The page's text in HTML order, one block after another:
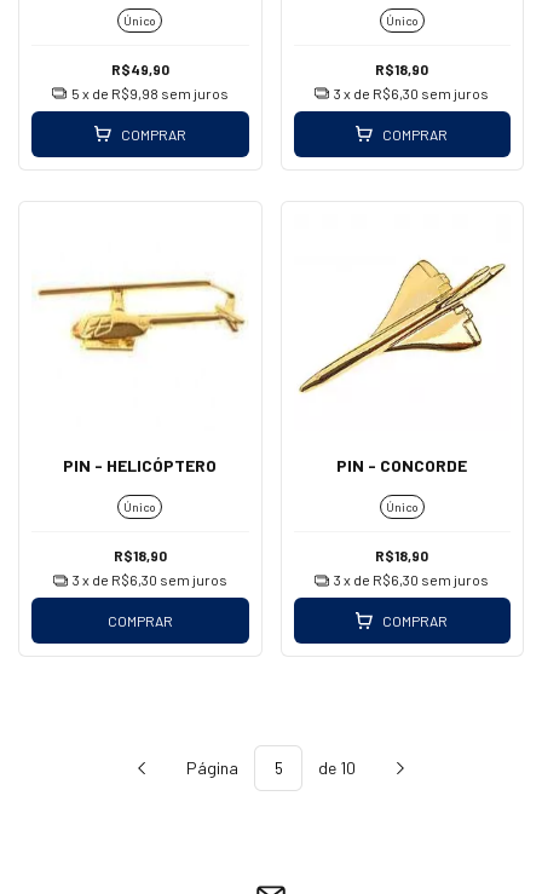
Único
R$49,90
5 x de R$9,98 sem juros
COMPRAR
Único
R$18,90
3 x de R$6,30 sem juros
COMPRAR
PIN - HELICÓPTERO
Único
R$18,90
3 x de R$6,30 sem juros
COMPRAR
PIN - CONCORDE
Único
R$18,90
3 x de R$6,30 sem juros
COMPRAR
Página de 10